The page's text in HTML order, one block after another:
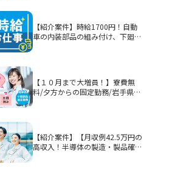
【紹介案件】時給1700円！自動
車の内装部品の組み付け、下廻り
【１０月まで大増員！】寮費無
料/夕方からの固定勤務/岩手県釜
【紹介案件】【月収例42.5万円の
高収入！半導体の製造・製品確